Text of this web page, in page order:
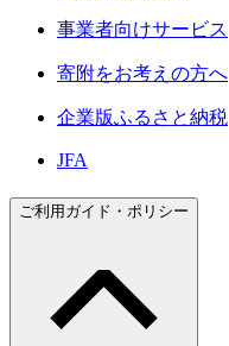
事業者向けサービス
寄附をお考えの方へ
企業版ふるさと納税
JFA
ご利用ガイド・ポリシー